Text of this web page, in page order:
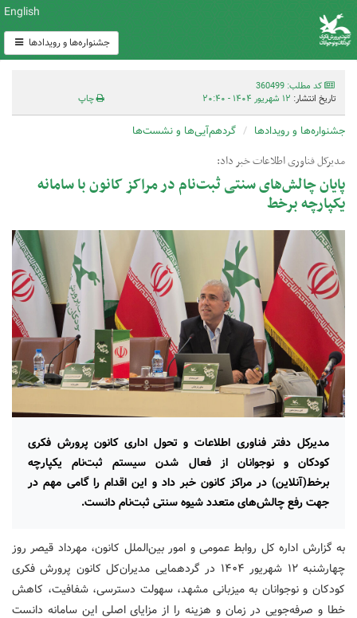
English
جشنواره‌ها و رویدادها
کد مطلب: 360499
تاریخ انتشار: ۱۲ شهریور ۱۴۰۴ - ۲۰:۴۰ چاپ
جشنواره‌ها و رویدادها گردهم‌آیی‌ها و نشست‌ها
مدیرکل فناوری اطلاعات خبر داد:
پایان چالش‌های سنتی ثبت‌نام در مراکز کانون با سامانه
یکپارچه برخط
مدیرکل دفتر فناوری اطلاعات و تحول اداری کانون پرورش فکری
کودکان و نوجوانان از فعال شدن سیستم ثبت‌نام یکپارچه
برخط(آنلاین) در مراکز کانون خبر داد و این اقدام را گامی مهم در
جهت رفع چالش‌های متعدد شیوه سنتی ثبت‌نام دانست.
به گزارش اداره کل روابط عمومی و امور بین‌الملل کانون، مهرداد قیصر روز
چهارشنبه ۱۲ شهریور ۱۴۰۴ در گردهمایی مدیران‌کل کانون پرورش فکری
کودکان و نوجوانان به میزبانی مشهد، سهولت دسترسی، شفافیت، کاهش
خطا و صرفه‌جویی در زمان و هزینه را از مزایای اصلی این سامانه دانست